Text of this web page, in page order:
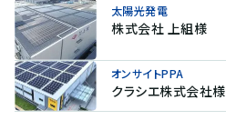
太陽光発電
株式会社 上組様
オンサイトPPA
クラシエ株式会社様